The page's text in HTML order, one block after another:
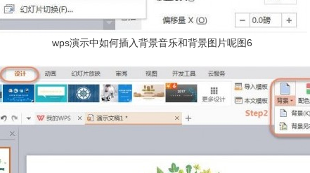
wps演示中如何插入背景音乐和背景图片呢图6